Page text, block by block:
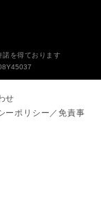
諾を得ております
せ
ーポリシー／免責事